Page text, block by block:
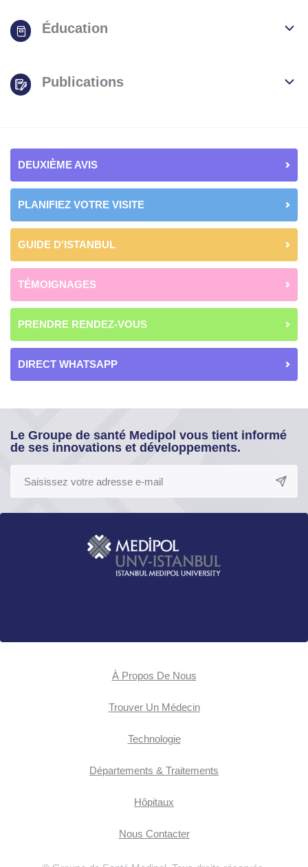
Éducation
Publications
DEUXIÈME AVIS
PLANIFIEZ VOTRE VISITE
GUIDE D'ISTANBUL
TÉMOIGNAGES
PRENDRE RENDEZ-VOUS
DIRECT WHATSAPP
Le Groupe de santé Medipol vous tient informé
de ses innovations et développements.
À Propos De Nous
Trouver Un Médecin
Technologie
Départements & Traitements
Hôpitaux
Nous Contacter